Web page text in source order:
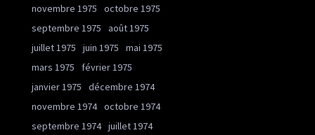
novembre 1975
octobre 1975
septembre 1975
août 1975
juillet 1975
juin 1975
mai 1975
mars 1975
février 1975
janvier 1975
décembre 1974
novembre 1974 octobre 1974
septembre 1974 juillet 1974